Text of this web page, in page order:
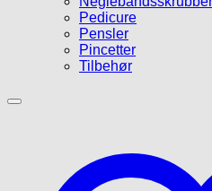
Pedicure
Pensler
Pincetter
Tilbehør